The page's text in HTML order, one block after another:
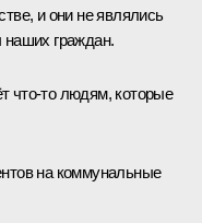
и они не являлись
наших граждан.
что‑то людям, которые
на коммунальные